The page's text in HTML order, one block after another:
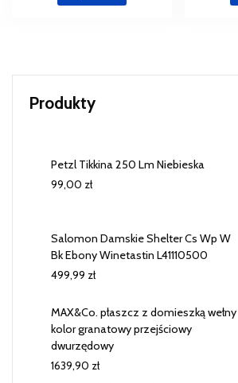
Produkty
Petzl Tikkina 250 Lm Niebieska
99,00 zł
Salomon Damskie Shelter Cs Wp W
Bk Ebony Winetastin L41110500
499,99 zł
MAX&Co. płaszcz z domieszką wełny
kolor granatowy przejściowy
dwurzędowy
1639,90 zł